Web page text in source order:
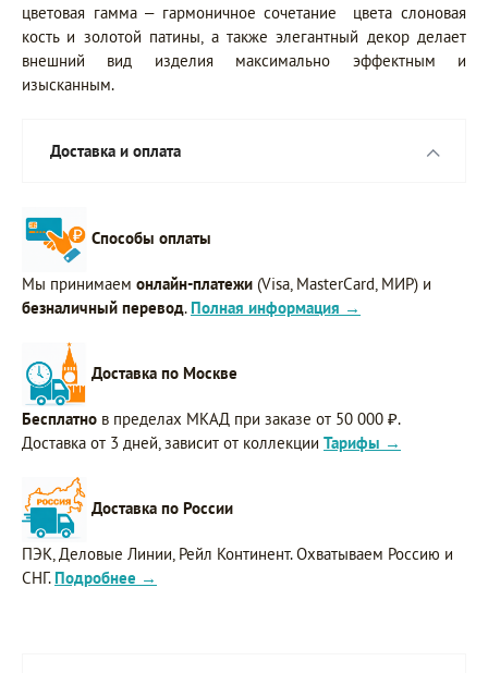
цветовая гамма – гармоничное сочетание цвета слоновая
кость и золотой патины, а также элегантный декор делает
внешний вид изделия максимально эффектным и
изысканным.
Доставка и оплата
Способы оплаты
Мы принимаем онлайн-платежи (Visa, MasterCard, МИР) и
безналичный перевод. Полная информация →
Доставка по Москве
Бесплатно в пределах МКАД при заказе от 50 000 ₽.
Доставка от 3 дней, зависит от коллекции Тарифы →
Доставка по России
ПЭК, Деловые Линии, Рейл Континент. Охватываем Россию и
СНГ. Подробнее →